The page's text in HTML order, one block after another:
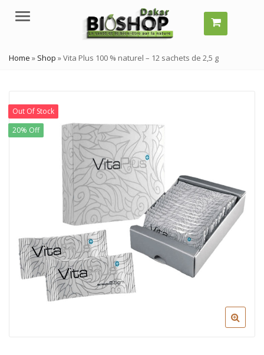
Menu
Home » Shop »Vita Plus 100 % naturel – 12 sachets de 2,5 g
Out Of Stock
20% Off